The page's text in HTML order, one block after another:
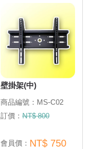
壁掛架(中)
商品編號：MS-C02
訂價：NT$ 800
會員價： NT$ 750